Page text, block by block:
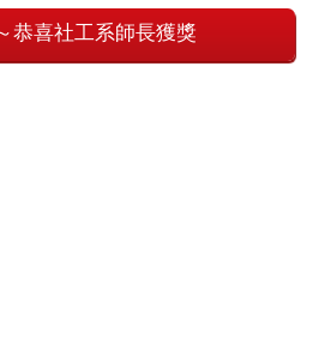
恭喜社工系師長獲獎